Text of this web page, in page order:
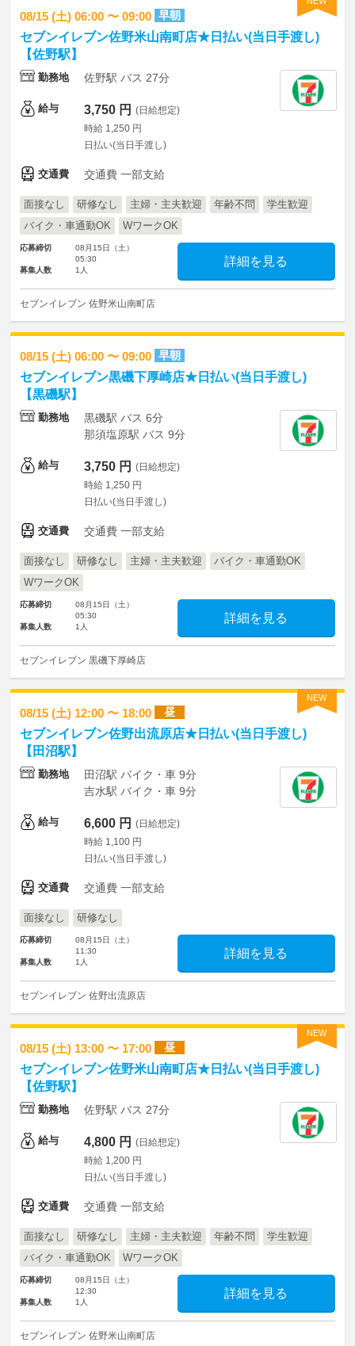
08/15 (土) 06:00 〜 09:00 早朝
セブンイレブン佐野米山南町店★日払い(当日手渡し)
【佐野駅】
勤務地 佐野駅 バス 27分
給与 3,750 円 (日給想定)
時給 1,250 円
日払い(当日手渡し)
交通費 交通費 一部支給
面接なし 研修なし 主婦・主夫歓迎 年齢不問
学生歓迎
バイク・車通勤OK
WワークOK
応募締切
08月15日（土）
05:30
募集人数
1人
詳細を見る
セブンイレブン 佐野米山南町店
08/15 (土) 06:00 〜 09:00 早朝
セブンイレブン黒磯下厚崎店★日払い(当日手渡し)
【黒磯駅】
勤務地
黒磯駅 バス 6分
那須塩原駅 バス 9分
給与 3,750 円 (日給想定)
時給 1,250 円
日払い(当日手渡し)
交通費 交通費 一部支給
面接なし 研修なし 主婦・主夫歓迎
バイク・車通勤OK
WワークOK
応募締切
08月15日（土）
05:30
募集人数
1人
詳細を見る
セブンイレブン 黒磯下厚崎店
NEW
08/15 (土) 12:00 〜 18:00 昼
セブンイレブン佐野出流原店★日払い(当日手渡し)
【田沼駅】
勤務地
田沼駅 バイク・車 9分
吉水駅 バイク・車 9分
給与 6,600 円 (日給想定)
時給 1,100 円
日払い(当日手渡し)
交通費 交通費 一部支給
面接なし 研修なし
応募締切
08月15日（土）
11:30
募集人数
1人
詳細を見る
セブンイレブン 佐野出流原店
NEW
08/15 (土) 13:00 〜 17:00 昼
セブンイレブン佐野米山南町店★日払い(当日手渡し)
【佐野駅】
勤務地 佐野駅 バス 27分
給与 4,800 円 (日給想定)
時給 1,200 円
日払い(当日手渡し)
交通費 交通費 一部支給
面接なし 研修なし 主婦・主夫歓迎 年齢不問
学生歓迎
バイク・車通勤OK
WワークOK
応募締切
08月15日（土）
12:30
募集人数
1人
詳細を見る
セブンイレブン 佐野米山南町店